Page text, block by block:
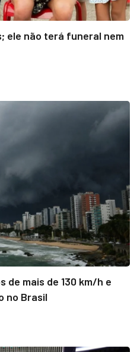
ele não terá funeral nem
de mais de 130 km/h e
no Brasil